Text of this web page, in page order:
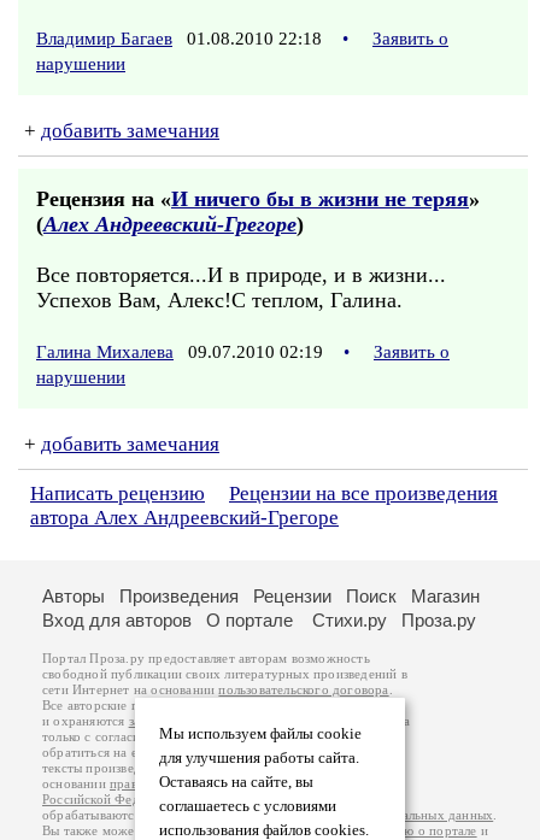
Владимир Багаев 01.08.2010 22:18 •
Заявить о
нарушении
+ добавить замечания
Рецензия на «И ничего бы в жизни не теряя»
(Алех Андреевский-Грегоре)
Все повторяется...И в природе, и в жизни...
Успехов Вам, Алекс!С теплом, Галина.
Галина Михалева 09.07.2010 02:19 •
Заявить о
нарушении
+ добавить замечания
Написать рецензию
Рецензии на все произведения
автора Алех Андреевский-Грегоре
Мы используем файлы cookie
для улучшения работы сайта.
Оставаясь на сайте, вы
соглашаетесь с условиями
использования файлов cookies.
Авторы Произведения Рецензии Поиск
Магазин
Вход для авторов
О портале Стихи.ру Проза.ру
Портал Проза.ру предоставляет авторам возможность
свободной публикации своих литературных произведений в
сети Интернет на основаниипользовательского договора
Все авторские права на произведения принадлежат авторам
и охраняются законом
. Перепечатка произведений возможна
только с согласия его автора, к которому вы можете
обратиться на его авторской странице. Ответственность за
тексты произведений авторы несут самостоятельно на
основанииправил публикацииизаконодательства
Российской Федерации
обрабатываются на основанииПолитики обработки персональных данных
Вы также можете посмотреть более подробнуюинформацию о портале и